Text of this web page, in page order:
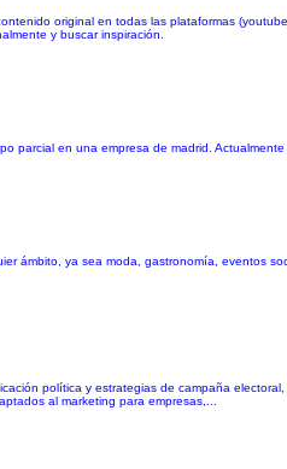
original en todas las plataformas
y buscar inspiración.
en una empresa de madrid.
ámbito, ya sea moda, gastronomía, eventos
política y estrategias de campaña
al marketing para empresas,...